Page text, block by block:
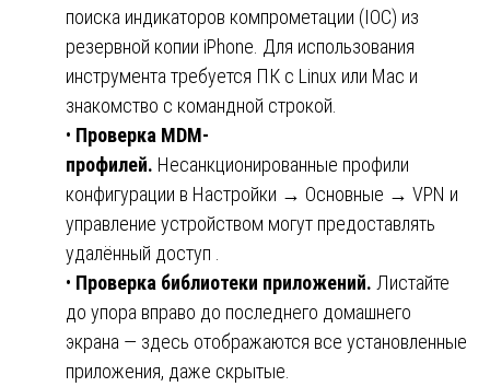
поиска индикаторов компрометации (IOC) из
резервной копии iPhone. Для использования
инструмента требуется ПК с Linux или Mac и
знакомство с командной строкой.
• Проверка MDM-
профилей. Несанкционированные профили
конфигурации в Настройки → Основные → VPN и
управление устройством могут предоставлять
удалённый доступ .
• Проверка библиотеки приложений. Листайте
до упора вправо до последнего домашнего
экрана — здесь отображаются все установленные
приложения, даже скрытые.